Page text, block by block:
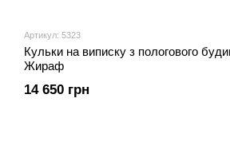
Артикул: 5323
Кульки на виписку з пологового
Жираф
14 650 грн